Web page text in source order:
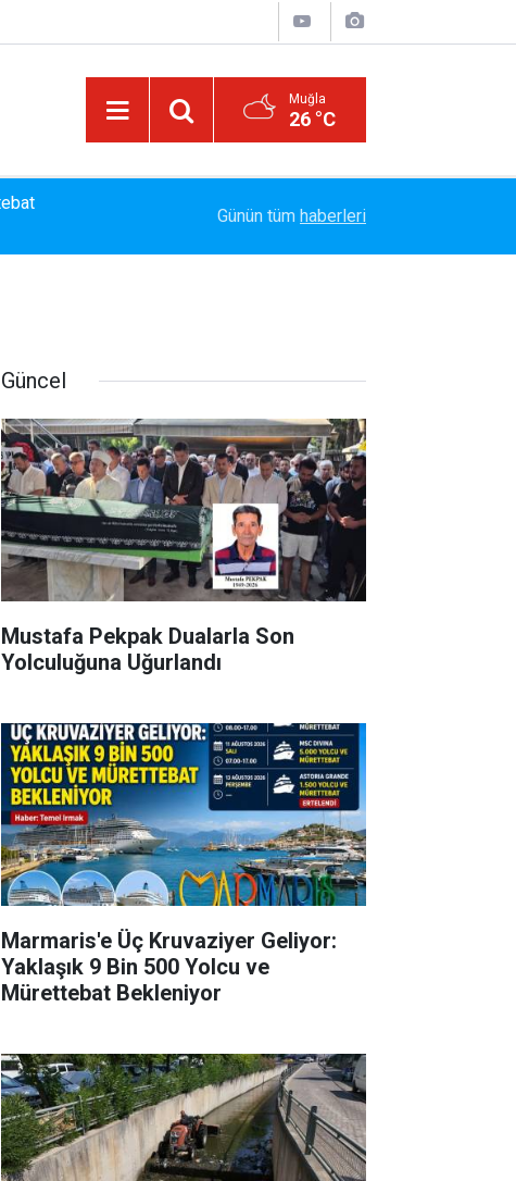
Muğla
26 °C
Bayram Arıcı: "Biz Bir Aileyiz" Anlayışıyla 12
Günün tüm haberleri
Güncel
Mustafa Pekpak Dualarla Son
Yolculuğuna Uğurlandı
Marmaris'e Üç Kruvaziyer Geliyor:
Yaklaşık 9 Bin 500 Yolcu ve
Mürettebat Bekleniyor